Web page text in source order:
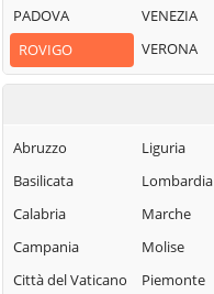
Castelnovo
Bariano
Ceneselli
Pettorazza
Grimani
Pincara
PADOVA
ROVIGO
VENEZIA
VERONA
Abruzzo
Basilicata
Calabria
Campania
Città del Vaticano
Liguria
Lombardia
Marche
Molise
Piemonte